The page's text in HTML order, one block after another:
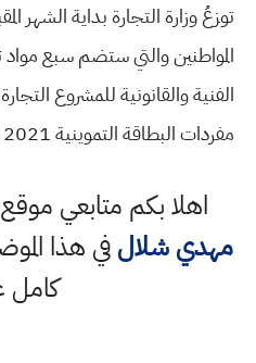
توزعُ وزارة التجارة بداية الشهر
المواطنين والتي ستضم سبع مواد
الفنية والقانونية للمشروع
مفردات البطاقة التموينية 2021 التي تضم سبع مواد غذائية
اهلا بكم متابعي
مهدي شلالفي هذا